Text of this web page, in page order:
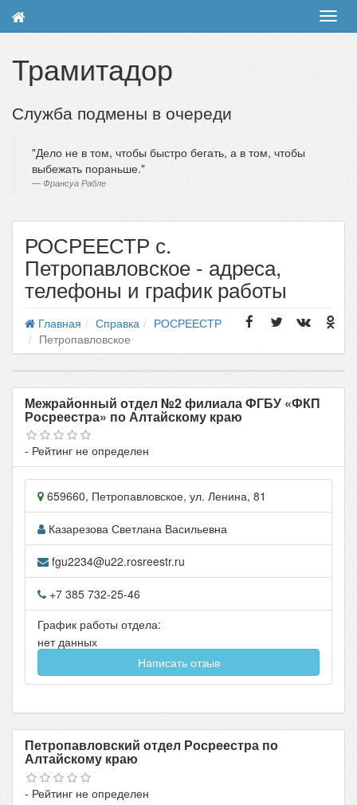
Трамитадор
Служба подмены в очереди
Дело не в том, чтобы быстро бегать, а в том, чтобы
выбежать пораньше.
Франсуа Рабле
РОСРЕЕСТР с.
Петропавловское - адреса,
телефоны и график работы
Главная Справка
РОСРЕЕСТР
Петропавловское
Межрайонный отдел №2 филиала ФГБУ «ФКП
Росреестра» по Алтайскому краю
- Рейтинг не определен
659660, Петропавловское, ул. Ленина, 81
Казарезова Светлана Васильевна
fgu2234@u22.rosreestr.ru
+7 385 732-25-46
График работы отдела:
нет данных
Написать отзыв
Петропавловский отдел Росреестра по
Алтайскому краю
- Рейтинг не определен